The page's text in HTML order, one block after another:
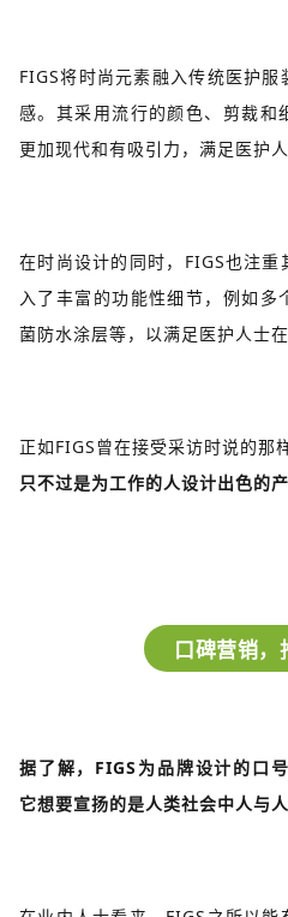
FIGS将时尚元素融入传统医护
感。其采用流行的颜色、剪裁和
更加现代和有吸引力，满足医护
在时尚设计的同时，FIGS也注
入了丰富的功能性细节，例如
菌防水涂层等，以满足医护人士
正如FIGS曾在接受采访时说的
只不过是为工作的人设计出色的
口碑营销，
据了解，FIGS为品牌设计的口
它想要宣扬的是人类社会中人与